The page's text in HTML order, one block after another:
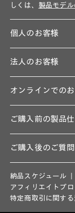
しくは、 製品モデ
個人のお客様
法人のお客様
オンラインでの
ご購入前の製品
ご購入後のご質
納品スケジュール
アフィリエイトプ
特定商取引に関す